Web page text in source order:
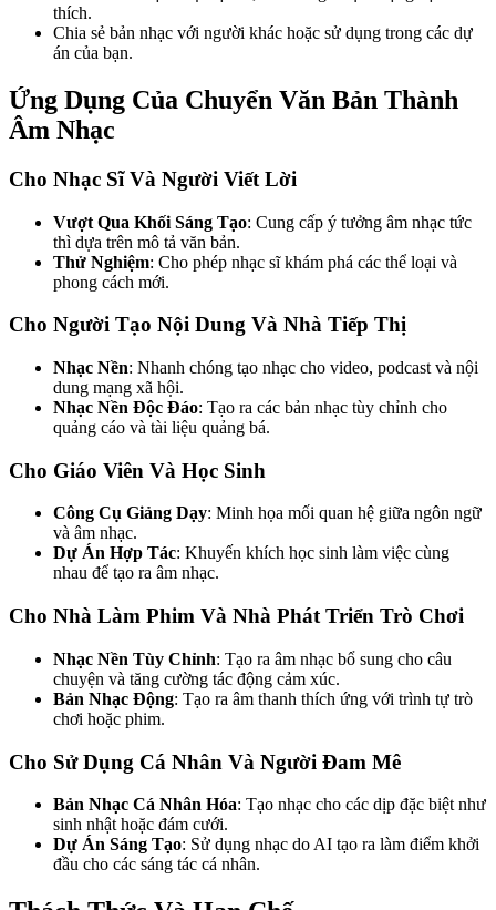
thích.
Chia sẻ bản nhạc với người khác hoặc sử dụng trong các dự
án của bạn.
Ứng Dụng Của Chuyển Văn Bản Thành
Âm Nhạc
Cho Nhạc Sĩ Và Người Viết Lời
Vượt Qua Khối Sáng Tạo: Cung cấp ý tưởng âm nhạc tức
thì dựa trên mô tả văn bản.
Thử Nghiệm: Cho phép nhạc sĩ khám phá các thể loại và
phong cách mới.
Cho Người Tạo Nội Dung Và Nhà Tiếp Thị
Nhạc Nền: Nhanh chóng tạo nhạc cho video, podcast và nội
dung mạng xã hội.
Nhạc Nền Độc Đáo: Tạo ra các bản nhạc tùy chỉnh cho
quảng cáo và tài liệu quảng bá.
Cho Giáo Viên Và Học Sinh
Công Cụ Giảng Dạy: Minh họa mối quan hệ giữa ngôn ngữ
và âm nhạc.
Dự Án Hợp Tác: Khuyến khích học sinh làm việc cùng
nhau để tạo ra âm nhạc.
Cho Nhà Làm Phim Và Nhà Phát Triển Trò Chơi
Nhạc Nền Tùy Chỉnh: Tạo ra âm nhạc bổ sung cho câu
chuyện và tăng cường tác động cảm xúc.
Bản Nhạc Động: Tạo ra âm thanh thích ứng với trình tự trò
chơi hoặc phim.
Cho Sử Dụng Cá Nhân Và Người Đam Mê
Bản Nhạc Cá Nhân Hóa: Tạo nhạc cho các dịp đặc biệt như
sinh nhật hoặc đám cưới.
Dự Án Sáng Tạo: Sử dụng nhạc do AI tạo ra làm điểm khởi
đầu cho các sáng tác cá nhân.